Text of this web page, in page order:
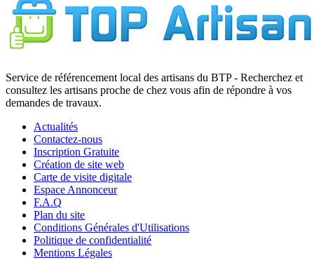
Service de référencement local des artisans du BTP - Recherchez et
consultez les artisans proche de chez vous afin de répondre à vos
demandes de travaux.
Actualités
Contactez-nous
Inscription Gratuite
Création de site web
Carte de visite digitale
Espace Annonceur
F.A.Q
Plan du site
Conditions Générales d'Utilisations
Politique de confidentialité
Mentions Légales